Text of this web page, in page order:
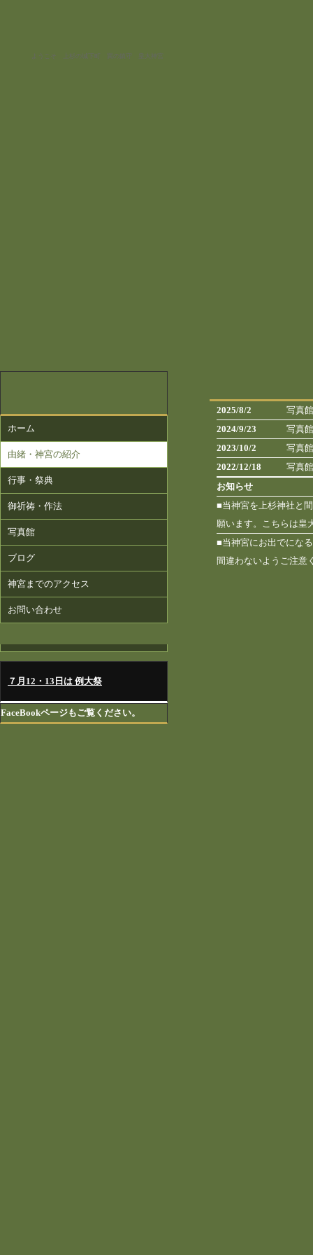
ようこそ 上杉の城下町 巽の鎮守 皇大神宮
2025/8/2
写真
2024/9/23
写真
2023/10/2
写真
2022/12/18
写真
お知らせ
■当神宮を上杉神社と
願います。こちらは皇
■当神宮にお出でにな
間違わないようご注意
ホーム
由緒・神宮の紹介
行事・祭典
御祈祷・作法
写真館
ブログ
神宮までのアクセス
お問い合わせ
７月12・13日は 例大祭
FaceBookページもご覧ください。